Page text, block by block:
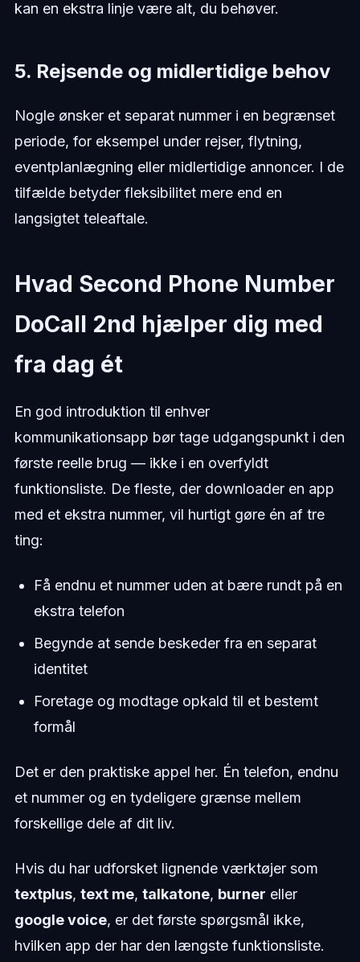
kan en ekstra linje være alt, du behøver.
5. Rejsende og midlertidige behov
Nogle ønsker et separat nummer i en begrænset
periode, for eksempel under rejser, flytning,
eventplanlægning eller midlertidige annoncer. I de
tilfælde betyder fleksibilitet mere end en
langsigtet teleaftale.
Hvad Second Phone Number
DoCall 2nd hjælper dig med
fra dag ét
En god introduktion til enhver
kommunikationsapp bør tage udgangspunkt i den
første reelle brug — ikke i en overfyldt
funktionsliste. De fleste, der downloader en app
med et ekstra nummer, vil hurtigt gøre én af tre
ting:
Få endnu et nummer uden at bære rundt på en
ekstra telefon
Begynde at sende beskeder fra en separat
identitet
Foretage og modtage opkald til et bestemt
formål
Det er den praktiske appel her. Én telefon, endnu
et nummer og en tydeligere grænse mellem
forskellige dele af dit liv.
Hvis du har udforsket lignende værktøjer som
textplus, text me, talkatone, burner eller
google voice, er det første spørgsmål ikke,
hvilken app der har den længste funktionsliste.